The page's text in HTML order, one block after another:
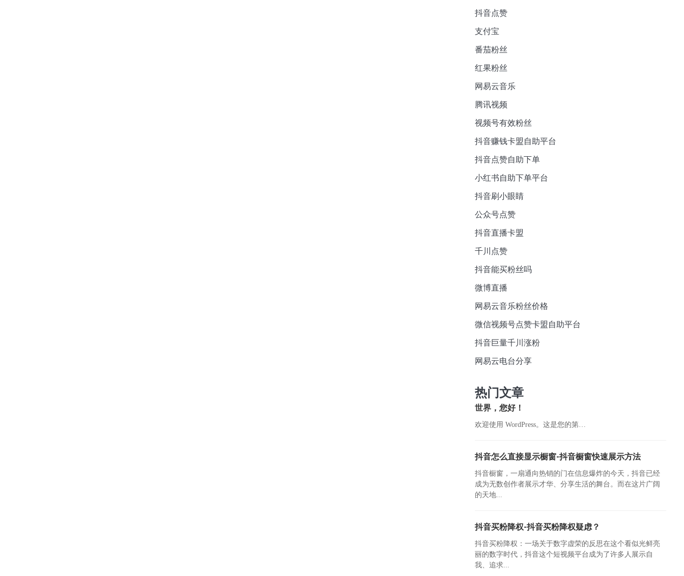
抖音点赞
支付宝
番茄粉丝
红果粉丝
网易云音乐
腾讯视频
视频号有效粉丝
抖音赚钱卡盟自助平台
抖音点赞自助下单
小红书自助下单平台
抖音刷小眼睛
公众号点赞
抖音直播卡盟
千川点赞
抖音能买粉丝吗
微博直播
网易云音乐粉丝价格
微信视频号点赞卡盟自助平台
抖音巨量千川涨粉
网易云电台分享
热门文章
世界，您好！
欢迎使用 WordPress。这是您的第…
抖音怎么直接显示橱窗-抖音橱窗快速展示方法
抖音橱窗，一扇通向热销的门在信息爆炸的今天，抖音已经
成为无数创作者展示才华、分享生活的舞台。而在这片广阔
的天地...
抖音买粉降权-抖音买粉降权疑虑？
抖音买粉降权：一场关于数字虚荣的反思在这个看似光鲜亮
丽的数字时代，抖音这个短视频平台成为了许多人展示自
我、追求...